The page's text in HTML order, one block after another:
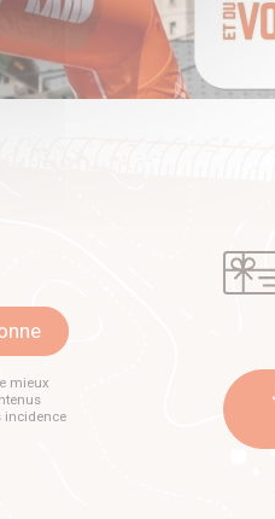
mieux
incidence